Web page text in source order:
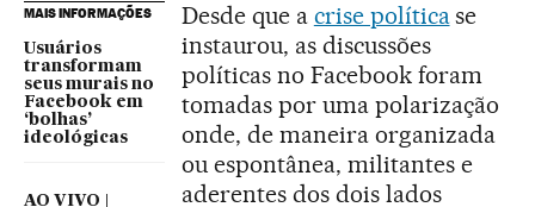
MAIS INFORMAÇÕES
Usuários
transformam
seus murais no
Facebook em
‘bolhas’
ideológicas
AO VIVO |
Desde que a crise políticase
instaurou, as discussões
políticas no Facebook foram
tomadas por uma polarização
onde, de maneira organizada
ou espontânea, militantes e
aderentes dos dois lados